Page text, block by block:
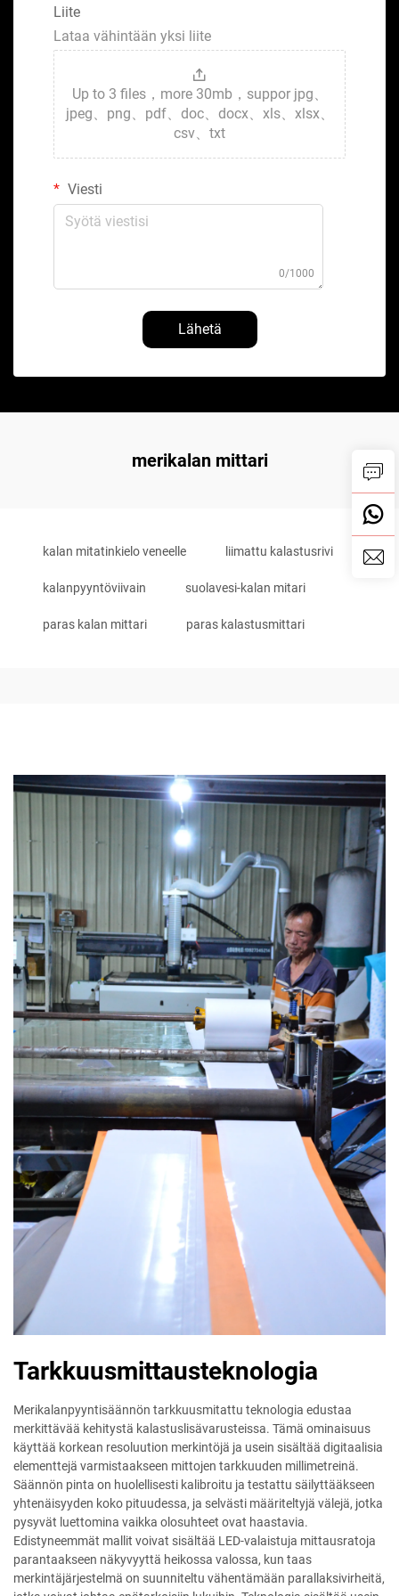
Liite
Lataa vähintään yksi liite
Up to 3 files，more 30mb，suppor jpg、
jpeg、png、pdf、doc、docx、xls、xlsx、
csv、txt
Viesti
0/1000
Lähetä
merikalan mittari
kalan mitatinkielo veneelle liimattu kalastusrivi
kalanpyyntöviivain suolavesi-kalan mitari
paras kalan mittari paras kalastusmittari
Tarkkuusmittausteknologia
Merikalanpyyntisäännön tarkkuusmitattu teknologia edustaa
merkittävää kehitystä kalastuslisävarusteissa. Tämä ominaisuus
käyttää korkean resoluution merkintöjä ja usein sisältää digitaalisia
elementtejä varmistaakseen mittojen tarkkuuden millimetreinä.
Säännön pinta on huolellisesti kalibroitu ja testattu säilyttääkseen
yhtenäisyyden koko pituudessa, ja selvästi määriteltyjä välejä, jotka
pysyvät luettomina vaikka olosuhteet ovat haastavia.
Edistyneemmät mallit voivat sisältää LED-valaistuja mittausratoja
parantaakseen näkyvyyttä heikossa valossa, kun taas
merkintäjärjestelmä on suunniteltu vähentämään parallaksivirheitä,